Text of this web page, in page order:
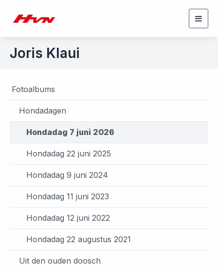
Joris Klaui
Fotoalbums
Hondadagen
Hondadag 7 juni 2026
Hondadag 22 juni 2025
Hondadag 9 juni 2024
Hondadag 11 juni 2023
Hondadag 12 juni 2022
Hondadag 22 augustus 2021
Uit den ouden doosch